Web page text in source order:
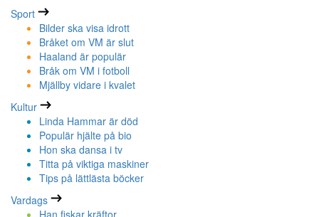
Sport
Bilder ska visa idrott
Bråket om VM är slut
Haaland är populär
Bråk om VM i fotboll
Mjällby vidare i kvalet
Kultur
Linda Hammar är död
Populär hjälte på bio
Hon ska dansa i tv
Titta på viktiga maskiner
Tips på lättlästa böcker
Vardags